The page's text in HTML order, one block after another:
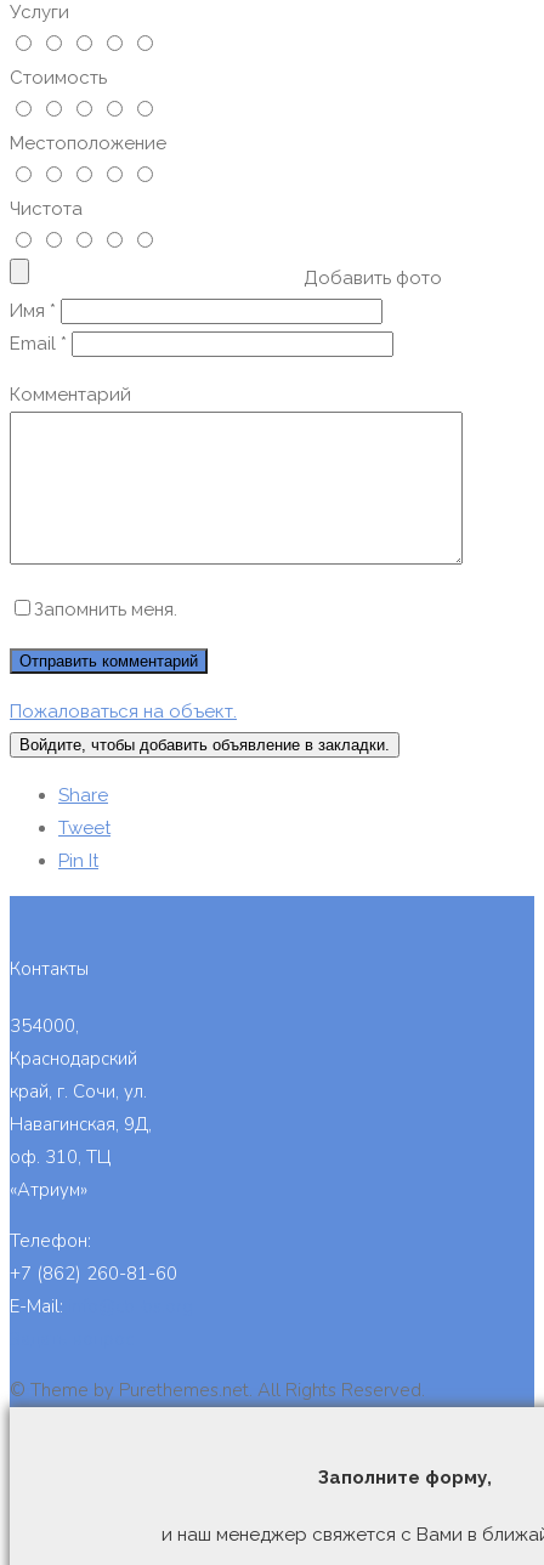
Услуги
Стоимость
Местоположение
Чистота
Добавить фото
Имя *
Email *
Комментарий
Запомнить меня.
Пожаловаться на объект.
Войдите, чтобы добавить объявление в закладки.
Share
Tweet
Pin It
Контакты
354000,
Краснодарский
край, г. Сочи, ул.
Навагинская, 9Д,
оф. 310, ТЦ
«Атриум»
Телефон:
+7 (862) 260-81-60
E-Mail:
© Theme by Purethemes.net. All Rights Reserved.
Заполните форму,
и наш менеджер свяжется с Вами в